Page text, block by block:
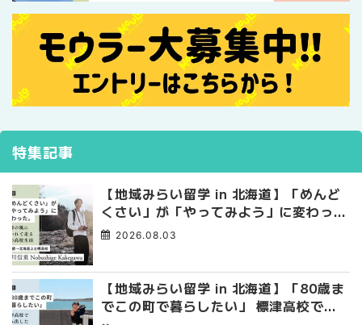
特集記事
【地域みらい留学 in 北海道】「めんど
くさい」が「やってみよう」に変わっ
た。 十勝の風に吹かれて走る、僕の泥
2026.08.03
【地域みらい留学 in 北海道】「80歳ま
でこの町で暮らしたい」 標津高校で踏